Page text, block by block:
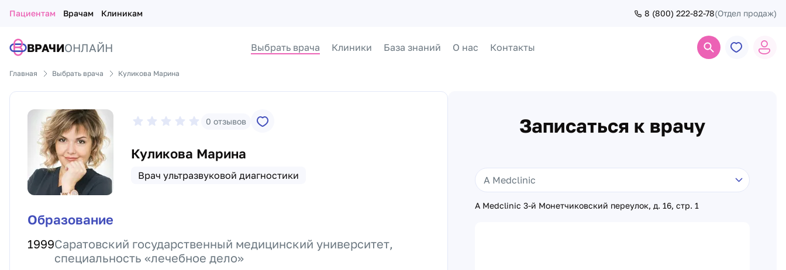
Пациентам Врачам Клиникам 8 (800) 222-82-78(Отдел продаж)
ВРАЧИОНЛАЙН Выбрать врача Клиники База знаний О нас Контакты
Главная Выбрать врача Куликова Марина
0 отзывов
Куликова Марина
Врач ультразвуковой диагностики
Образование
1999Саратовский государственный медицинский университет,
специальность «лечебное дело»
Записаться к врачу
A Medclinic 3-й Монетчиковский переулок, д. 16, стр. 1